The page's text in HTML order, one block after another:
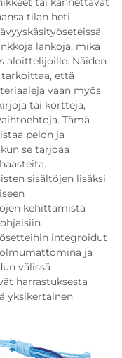
tilan heti
lankoja, mikä
aloittelijoille. Näiden
että
vaan myös
tai kortteja,
Tämä
pelon ja
se tarjoaa
sisältöjen lisäksi
kehittämistä
integroidut
ja
välissä
harrastuksesta
yksikertainen